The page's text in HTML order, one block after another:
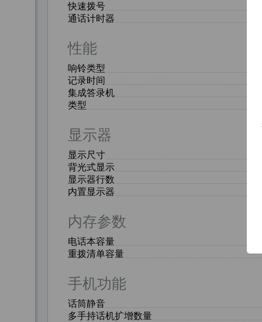
快速拨号
通话计时器
性能
响铃类型
记录时间
集成答录机
类型
显示器
显示尺寸
背光式显示
显示器行数
内置显示器
内存参数
电话本容量
重拨清单容量
手机功能
话筒静音
多手持话机扩增数量